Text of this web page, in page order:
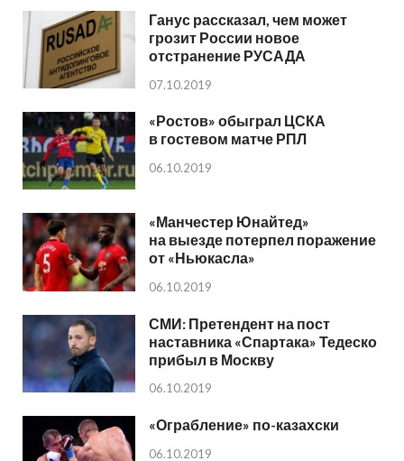
Ганус рассказал, чем может
грозит России новое
отстранение РУСАДА
07.10.2019
«Ростов» обыграл ЦСКА
в гостевом матче РПЛ
06.10.2019
«Манчестер Юнайтед»
на выезде потерпел поражение
от «Ньюкасла»
06.10.2019
СМИ: Претендент на пост
наставника «Спартака» Тедеско
прибыл в Москву
06.10.2019
«Ограбление» по-казахски
06.10.2019